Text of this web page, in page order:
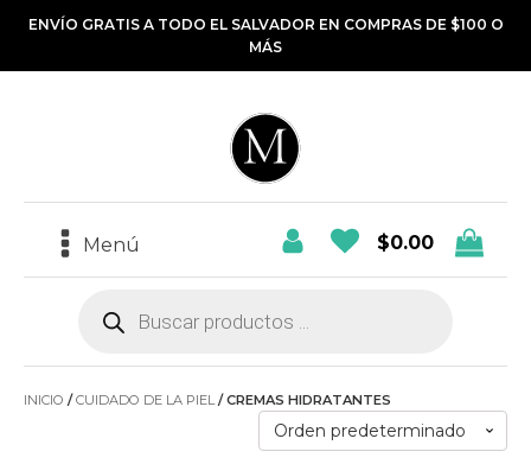
ENVÍO GRATIS A TODO EL SALVADOR EN COMPRAS DE $100 O
MÁS
Menú $0.00
Búsqueda
INICIO /CUIDADO DE LA PIEL/ CREMAS HIDRATANTES